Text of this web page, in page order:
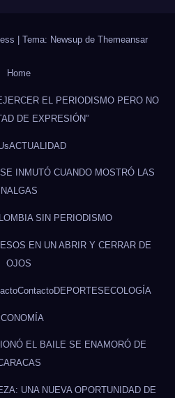
| Tema: Newsup de Themeansar
Home
EL PERIODISMO PERO NO
DE EXPRESIÓN”
ACTUALIDAD
INMUTÓ CUANDO MOSTRÓ LAS
NALGAS
SIN PERIODISMO
EN UN ABRIR Y CERRAR DE
OJOS
ContactoDEPORTES ECOLOGÍA
EL BAILE SE ENAMORÓ DE
UNA NUEVA OPORTUNIDAD DE